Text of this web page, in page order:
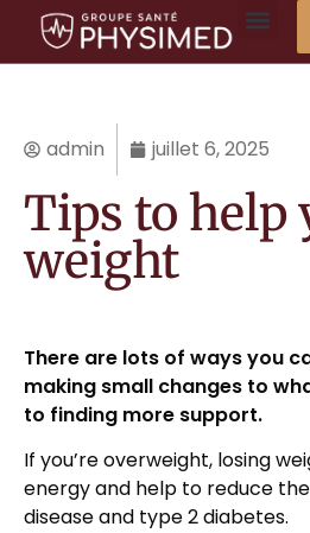
admin juillet 6, 2025
Tips to help
weight
There are lots of ways you
making small changes to
to finding more support.
If you’re overweight, losing
energy and help to reduce
disease and type 2 diabetes.